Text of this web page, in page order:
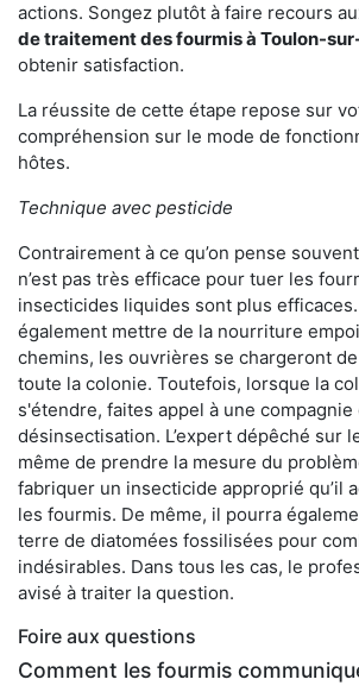
actions. Songez plutôt à faire recours
de traitement des fourmis à Toulon-
obtenir satisfaction.
La réussite de cette étape repose sur
compréhension sur le mode de
hôtes.
Technique avec pesticide
Contrairement à ce qu’on pense
n’est pas très efficace pour tuer les
insecticides liquides sont plus
également mettre de la nourriture
chemins, les ouvrières se chargeront
toute la colonie. Toutefois, lorsque la
s'étendre, faites appel à une compagnie
désinsectisation. L’expert dépêché sur
même de prendre la mesure du
fabriquer un insecticide approprié qu’il
les fourmis. De même, il pourra
terre de diatomées fossilisées pour
indésirables. Dans tous les cas, le
avisé à traiter la question.
Foire aux questions
Comment les fourmis